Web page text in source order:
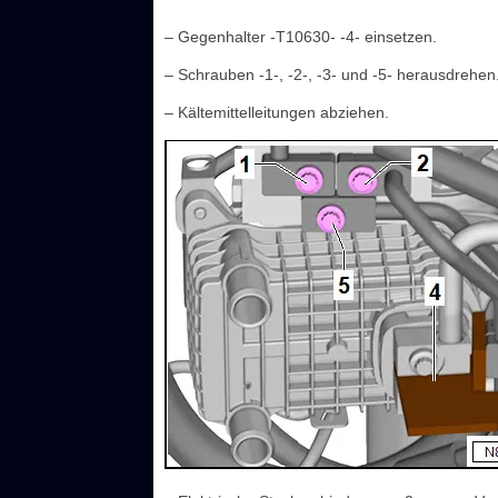
– Gegenhalter -T10630- -4- einsetzen.
– Schrauben -1-, -2-, -3- und -5-
– Kältemittelleitungen abziehen.